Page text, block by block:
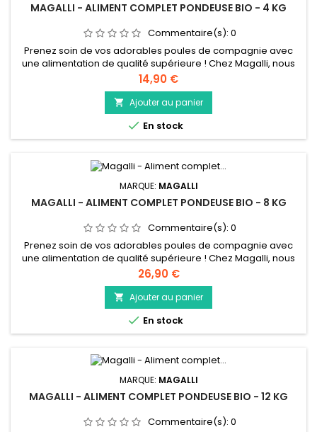
MAGALLI - ALIMENT COMPLET PONDEUSE BIO - 4 KG
Commentaire(s): 0
Prenez soin de vos adorables poules de compagnie avec
une alimentation de qualité supérieure ! Chez Magalli, nous
comprenons à quel point vos poules sont importantes pour
vous, c’est pourquoi nous vous proposons des aliments pour
poules pondeuses spécialement conçus pour répondre à
leurs besoins nutritionnels et assurer leur bien-être optimal.
Prix
14,90 €
 Ajouter au panier
 En stock
MARQUE: MAGALLI
MAGALLI - ALIMENT COMPLET PONDEUSE BIO - 8 KG
Commentaire(s): 0
Prenez soin de vos adorables poules de compagnie avec
une alimentation de qualité supérieure ! Chez Magalli, nous
comprenons à quel point vos poules sont importantes pour
vous, c’est pourquoi nous vous proposons des aliments pour
poules pondeuses spécialement conçus pour répondre à
leurs besoins nutritionnels et assurer leur bien-être optimal.
Prix
26,90 €
 Ajouter au panier
 En stock
MARQUE: MAGALLI
MAGALLI - ALIMENT COMPLET PONDEUSE BIO - 12 KG
Commentaire(s): 0